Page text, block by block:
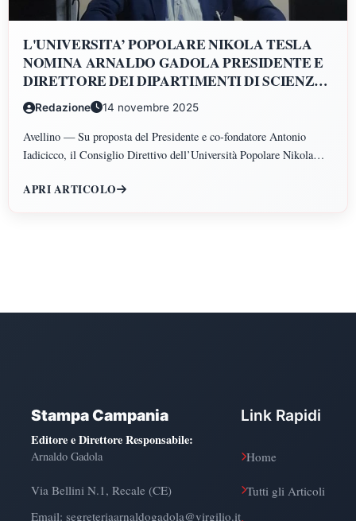
L'UNIVERSITA’ POPOLARE NIKOLA TESLA
NOMINA ARNALDO GADOLA PRESIDENTE E
DIRETTORE DEI DIPARTIMENTI DI SCIENZE
GIURIDICHE, ECONOMICHE, SCIENZE
POLITICHE, PSICOLOGIA, SCIENZE UMANE,
FILOSOFIA E PEDAGOGIA
Redazione 14 novembre 2025
Avellino — Su proposta del Presidente e co-fondatore Antonio
Iadicicco, il Consiglio Direttivo dell’Università Popolare Nikola
Dipartimenti di Scienze Giuridiche ed Economiche, Scienze
APRI ARTICOLO
Stampa Campania
Editore e Direttore Responsabile:
Arnaldo Gadola
Via Bellini N.1, Recale (CE)
Email: segreteriaarnaldogadola@virgilio.it
Link Rapidi
Home
Tutti gli Articoli